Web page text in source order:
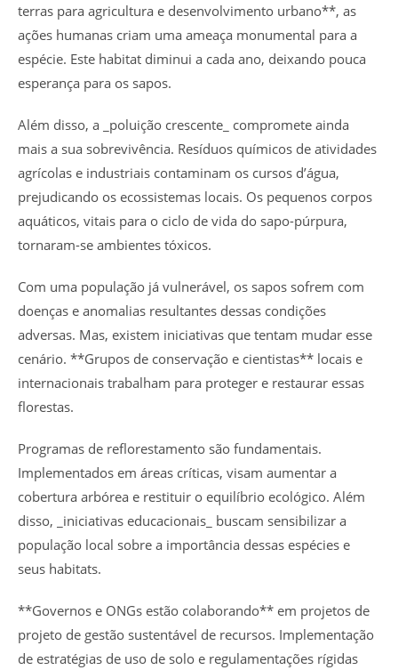
terras para agricultura e desenvolvimento urbano**, as
ações humanas criam uma ameaça monumental para a
espécie. Este habitat diminui a cada ano, deixando pouca
esperança para os sapos.
Além disso, a _poluição crescente_ compromete ainda
mais a sua sobrevivência. Resíduos químicos de atividades
agrícolas e industriais contaminam os cursos d’água,
prejudicando os ecossistemas locais. Os pequenos corpos
aquáticos, vitais para o ciclo de vida do sapo-púrpura,
tornaram-se ambientes tóxicos.
Com uma população já vulnerável, os sapos sofrem com
doenças e anomalias resultantes dessas condições
adversas. Mas, existem iniciativas que tentam mudar esse
cenário. **Grupos de conservação e cientistas** locais e
internacionais trabalham para proteger e restaurar essas
florestas.
Programas de reflorestamento são fundamentais.
Implementados em áreas críticas, visam aumentar a
cobertura arbórea e restituir o equilíbrio ecológico. Além
disso, _iniciativas educacionais_ buscam sensibilizar a
população local sobre a importância dessas espécies e
seus habitats.
**Governos e ONGs estão colaborando** em projetos de
projeto de gestão sustentável de recursos. Implementação
de estratégias de uso de solo e regulamentações rígidas